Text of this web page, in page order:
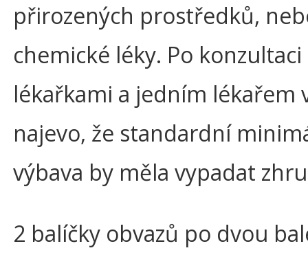
přirozených prostředků,
chemické léky. Po
lékařkami a jedním lékařem
najevo, že standardní
výbava by měla vypadat
2 balíčky obvazů po dvou